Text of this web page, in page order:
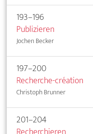
193–196
Publizieren
Jochen Becker
197–200
Recherche-création
Christoph Brunner
201–204